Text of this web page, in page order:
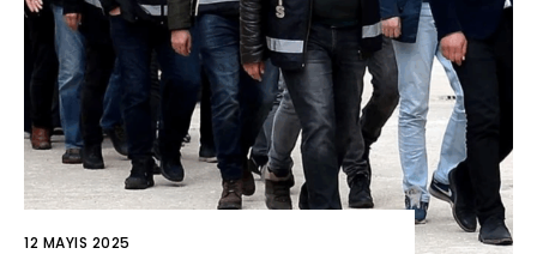
12 MAYIS 2025